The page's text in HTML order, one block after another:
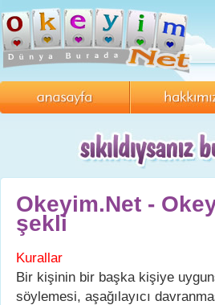
Okeyim.Net -
şekli
Kurallar
Bir kişinin bir başka kişiye
söylemesi, aşağılayıcı